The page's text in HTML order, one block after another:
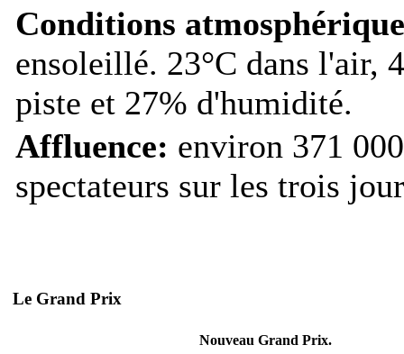
Conditions
ensoleillé. 23°C dans l'air,
piste et 27% d'humidité.
Affluence: environ 371 000
spectateurs sur les trois
Le Grand Prix
Nouveau Grand Prix.